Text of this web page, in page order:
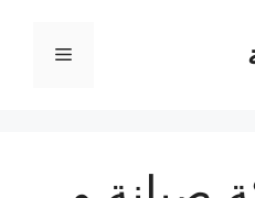
القائمة